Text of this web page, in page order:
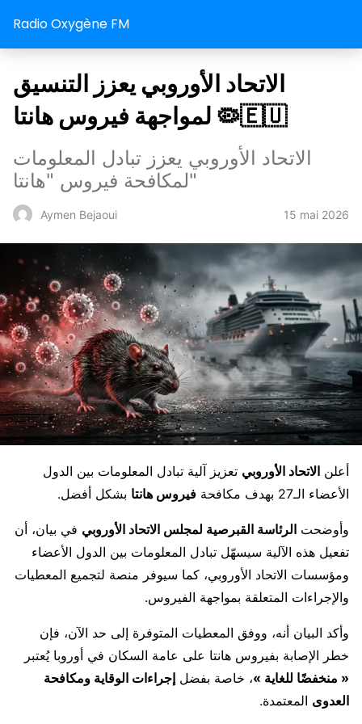
Radio Oxygène FM
الاتحاد الأوروبي يعزز التنسيق
لمواجهة فيروس هانتا 🦠🇪🇺
الاتحاد الأوروبي يعزز تبادل المعلومات
لمكافحة فيروس "هانتا"
Aymen Bejaoui 15 mai 2026
أعلن الاتحاد الأوروبي تعزيز آلية تبادل المعلومات بين الدول
الأعضاء الـ27 بهدف مكافحة
فيروس هانتا بشكل أفضل.
وأوضحت الرئاسة القبرصية لمجلس الاتحاد الأوروبي في بيان، أن
تفعيل هذه الآلية سيسهّل تبادل المعلومات بين الدول الأعضاء
ومؤسسات الاتحاد الأوروبي، كما سيوفر منصة لتجميع المعطيات
والإجراءات المتعلقة بمواجهة الفيروس.
وأكد البيان أنه، ووفق المعطيات المتوفرة إلى حد الآن، فإن
خطر الإصابة بفيروس هانتا على عامة السكان في أوروبا يُعتبر
« منخفضًا للغاية »، خاصة بفضل إجراءات الوقاية ومكافحة
العدوى المعتمدة.